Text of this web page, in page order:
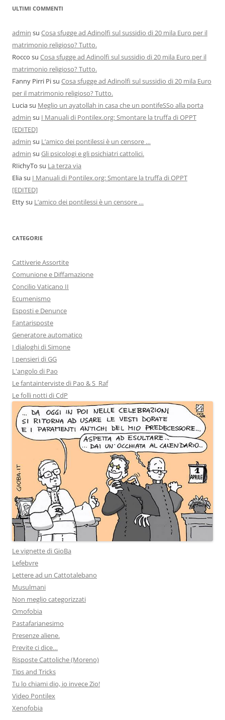
ULTIMI COMMENTI
admin su Cosa sfugge ad Adinolfi sul sussidio di 20 mila Euro per il
matrimonio religioso? Tutto.
Rocco su Cosa sfugge ad Adinolfi sul sussidio di 20 mila Euro per il
matrimonio religioso? Tutto.
Fanny Pirri Pisu Cosa sfugge ad Adinolfi sul sussidio di 20 mila Euro
per il matrimonio religioso? Tutto.
Luciasu Meglio un ayatollah in casa che un pontifeSSo alla porta
admin su I Manuali di Pontilex.org: Smontare la truffa di OPPT
[EDITED]
admin su L’amico dei pontilessi è un censore …
admin su Gli psicologi e gli psichiatri cattolici.
RIichyTo su La terza via
Eliasu I Manuali di Pontilex.org: Smontare la truffa di OPPT
[EDITED]
Ettysu L’amico dei pontilessi è un censore …
CATEGORIE
Cattiverie Assortite
Comunione e Diffamazione
Concilio Vaticano II
Ecumenismo
Esposti e Denunce
Fantarisposte
Generatore automatico
I dialoghi di Simone
I pensieri di GG
L'angolo di Pao
Le fantainterviste di Pao & S_Raf
Le folli notti di CdP
Le vignette di GioBa
Lefebvre
Lettere ad un Cattotalebano
Musulmani
Non meglio categorizzati
Omofobia
Pastafarianesimo
Presenze aliene.
Previte ci dice…
Risposte Cattoliche (Moreno)
Tips and Tricks
Tu lo chiami dio, io invece Zio!
Video Pontilex
Xenofobia